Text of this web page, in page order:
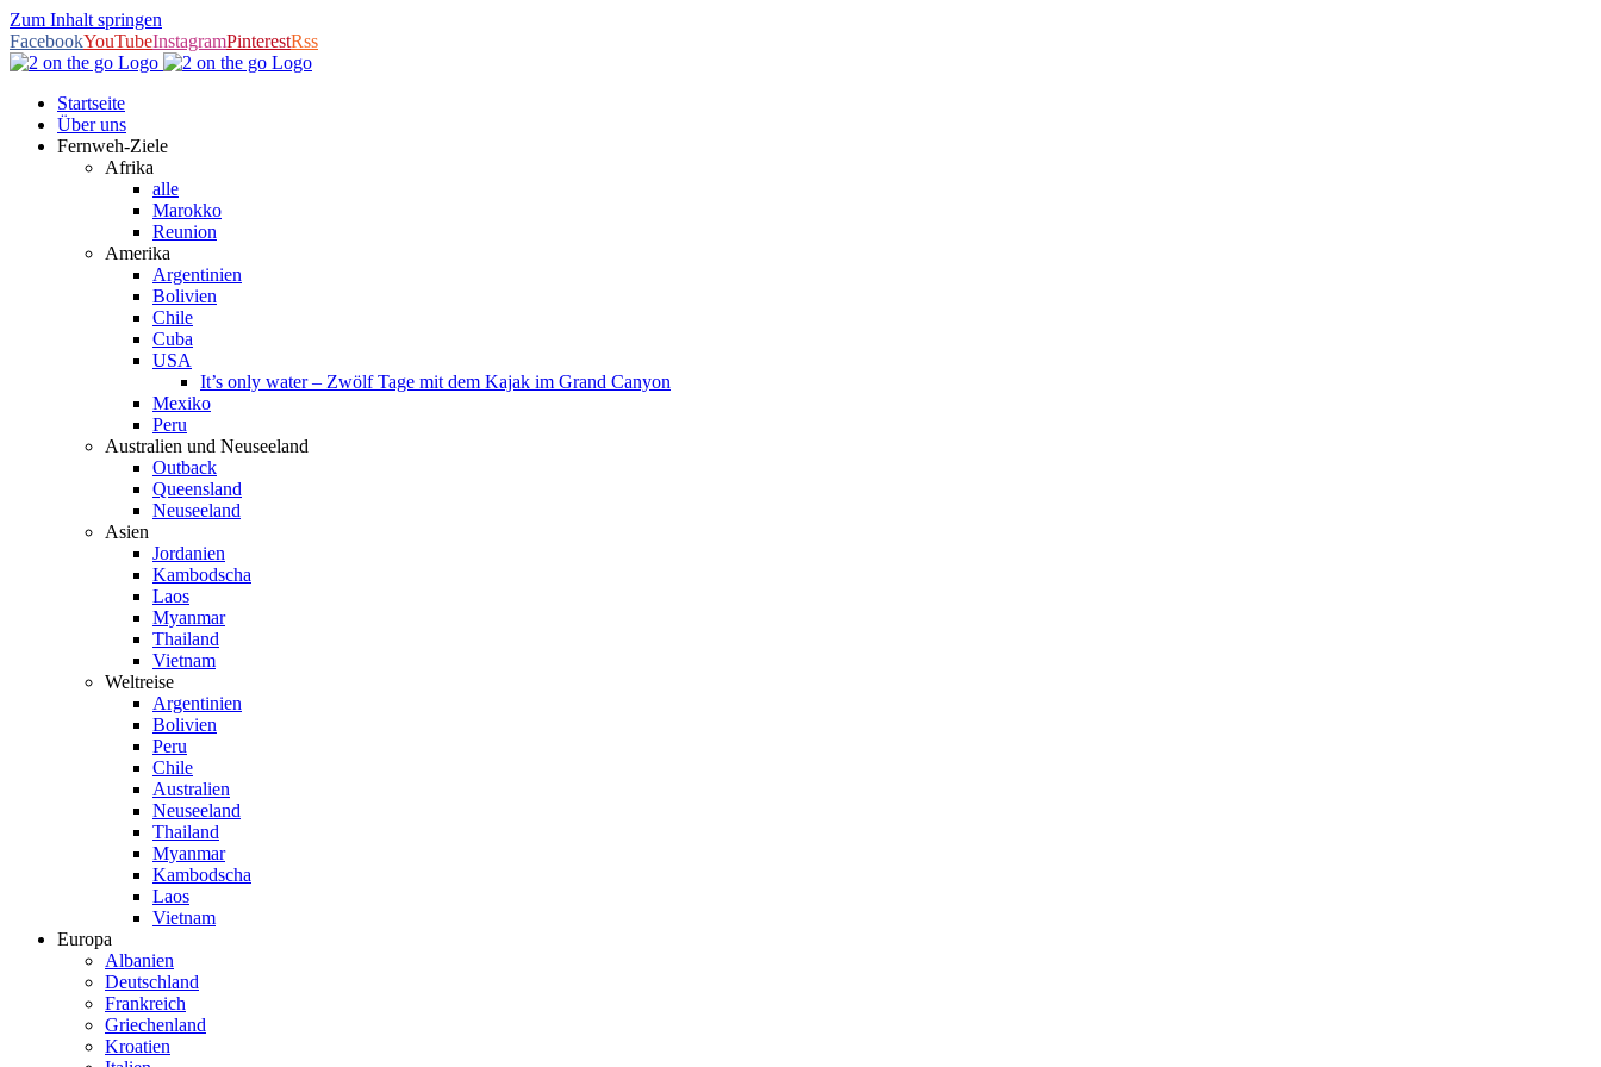
Zum Inhalt springen
FacebookYouTubeInstagramPinterestRss
Startseite
Über uns
Fernweh-Ziele
Afrika
alle
Marokko
Reunion
Amerika
Argentinien
Bolivien
Chile
Cuba
USA
It’s only water – Zwölf Tage mit dem Kajak im Grand Canyon
Mexiko
Peru
Australien und Neuseeland
Outback
Queensland
Neuseeland
Asien
Jordanien
Kambodscha
Laos
Myanmar
Thailand
Vietnam
Weltreise
Argentinien
Bolivien
Peru
Chile
Australien
Neuseeland
Thailand
Myanmar
Kambodscha
Laos
Vietnam
Europa
Albanien
Deutschland
Frankreich
Griechenland
Kroatien